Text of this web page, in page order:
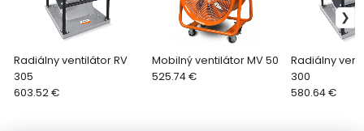
Radiálny ventilátor RV
305
603.52 €
Mobilný ventilátor MV 50
525.74 €
Radiálny
300
580.64 €